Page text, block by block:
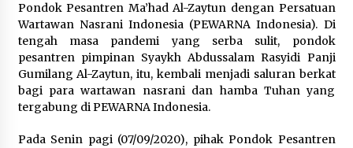
Pondok Pesantren Ma’had Al-Zaytun dengan Persatuan
Wartawan Nasrani Indonesia (PEWARNA Indonesia). Di
tengah masa pandemi yang serba sulit, pondok
pesantren pimpinan Syaykh Abdussalam Rasyidi Panji
Gumilang Al-Zaytun, itu, kembali menjadi saluran berkat
bagi para wartawan nasrani dan hamba Tuhan yang
tergabung di PEWARNA Indonesia.
Pada Senin pagi (07/09/2020), pihak Pondok Pesantren